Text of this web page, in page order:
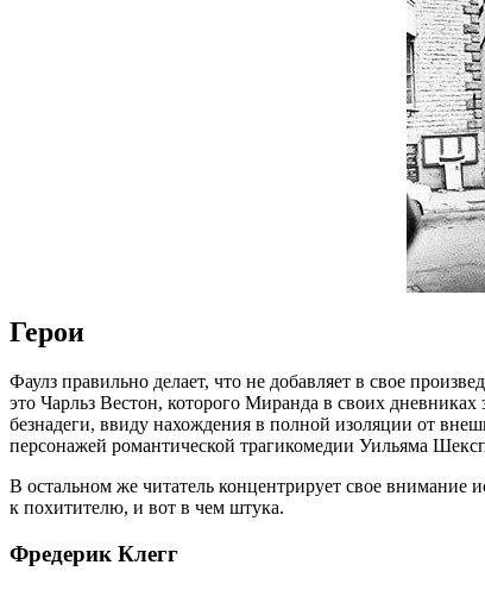
Герои
Фаулз правильно делает, что не добавляет в свое
это Чарльз Вестон, которого Миранда в своих дневниках
безнадеги, ввиду нахождения в полной изоляции от
персонажей романтической трагикомедии Уильяма
В остальном же читатель концентрирует свое
к похитителю, и вот в чем штука.
Фредерик Клегг